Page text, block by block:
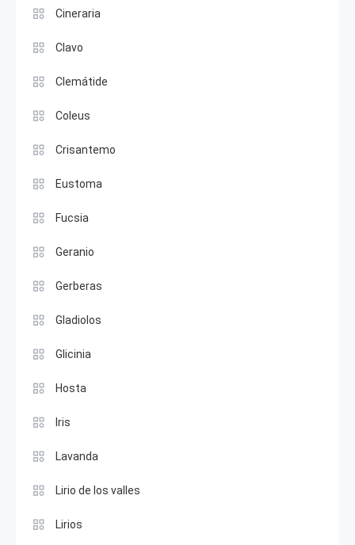
Cineraria
Clavo
Clemátide
Coleus
Crisantemo
Eustoma
Fucsia
Geranio
Gerberas
Gladiolos
Glicinia
Hosta
Iris
Lavanda
Lirio de los valles
Lirios